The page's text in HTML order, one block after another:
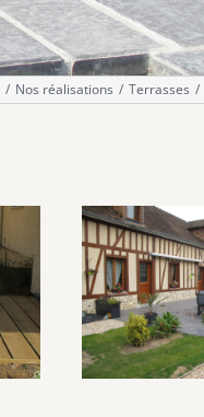
Nos réalisations Terrasses